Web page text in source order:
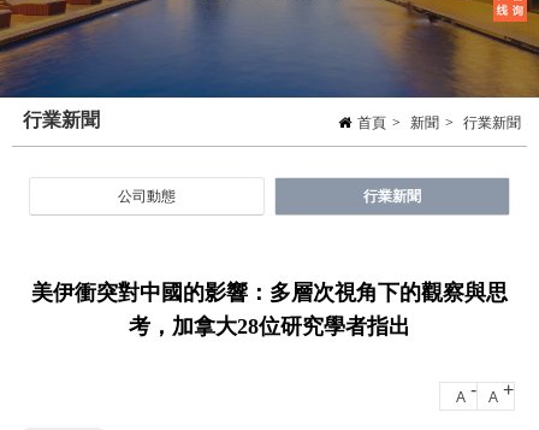
首頁 > 新聞 > 行業新聞
行業新聞
公司動態 行業新聞
美伊衝突對中國的影響：多層次視角下的觀察與思
考，加拿大28位研究學者指出
A - A +